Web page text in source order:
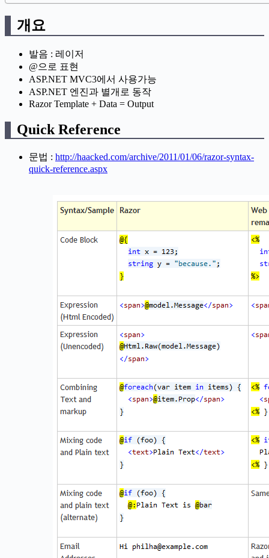
개요
발음 : 레이저
@으로 표현
ASP.NET MVC3에서 사용가능
ASP.NET 엔진과 별개로 동작
Razor Template + Data = Output
Quick Reference
문법 : http://haacked.com/archive/2011/01/06/razor-syntax-
quick-reference.aspx